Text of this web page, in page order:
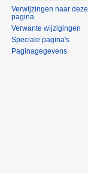
Verwijzingen naar deze
pagina
Verwante wijzigingen
Speciale pagina's
Paginagegevens